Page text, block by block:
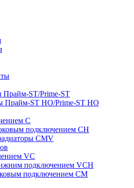
Прайм-ST/Prime-ST
Прайм-ST HO/Prime-ST HO
C
подключением CH
CMV
VC
подключением VCH
подключением CM